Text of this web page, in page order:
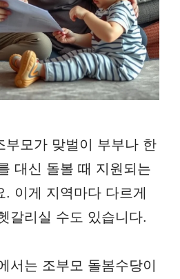
부모가 맞벌이 부부나 한
대신 돌볼 때 지원되는
. 이게 지역마다 다르게
갈리실 수도 있습니다.
서는 조부모 돌봄수당이